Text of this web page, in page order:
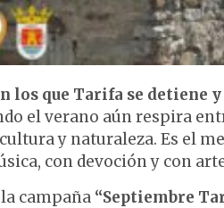
los que Tarifa se
el verano aún respira
y naturaleza. Es el
con devoción y con
campaña “Septiembre